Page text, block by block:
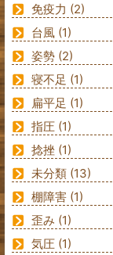
免疫力 (2)
台風 (1)
姿勢 (2)
寝不足 (1)
扁平足 (1)
指圧 (1)
捻挫 (1)
未分類 (13)
棚障害 (1)
歪み (1)
気圧 (1)